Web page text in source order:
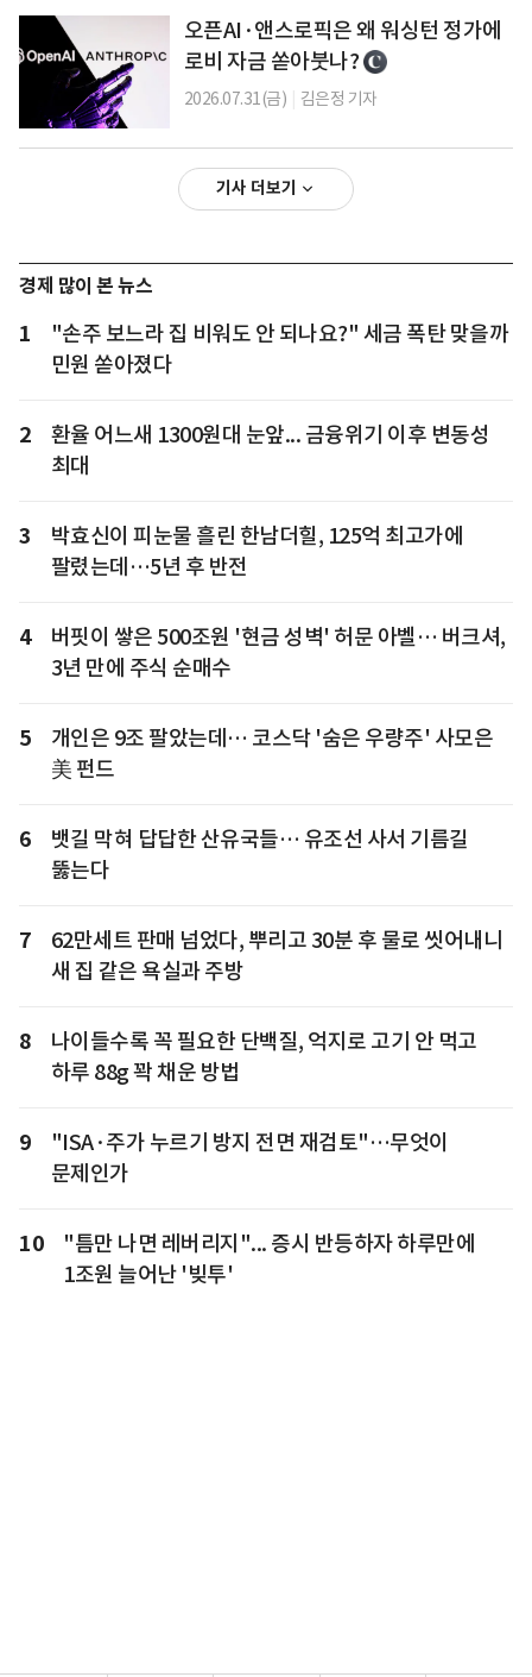
오픈AI·앤스로픽은 왜 워싱턴 정가에
로비 자금 쏟아붓나?
2026.07.31(금) 김은정 기자
기사 더보기
경제 많이 본 뉴스
1
"손주 보느라 집 비워도 안 되나요?" 세금 폭탄 맞을까
민원 쏟아졌다
2
환율 어느새 1300원대 눈앞... 금융위기 이후 변동성
최대
3
박효신이 피눈물 흘린 한남더힐, 125억 최고가에
팔렸는데…5년 후 반전
4
버핏이 쌓은 500조원 '현금 성벽' 허문 아벨… 버크셔,
3년 만에 주식 순매수
5
개인은 9조 팔았는데… 코스닥 '숨은 우량주' 사모은
美 펀드
6
뱃길 막혀 답답한 산유국들… 유조선 사서 기름길
뚫는다
7
62만세트 판매 넘었다, 뿌리고 30분 후 물로 씻어내니
새 집 같은 욕실과 주방
8
나이들수록 꼭 필요한 단백질, 억지로 고기 안 먹고
하루 88g 꽉 채운 방법
9
"ISA·주가 누르기 방지 전면 재검토"…무엇이
문제인가
10
"틈만 나면 레버리지"... 증시 반등하자 하루만에
1조원 늘어난 '빚투'